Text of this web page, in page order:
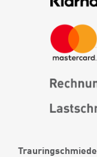
Trauringschmiede